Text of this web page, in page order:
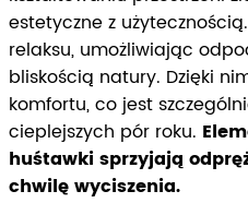
estetyczne z
relaksu, umożliwiając
bliskością natury. Dzięki
komfortu, co jest
cieplejszych pór roku.
huśtawki sprzyjają
chwilę wyciszenia.